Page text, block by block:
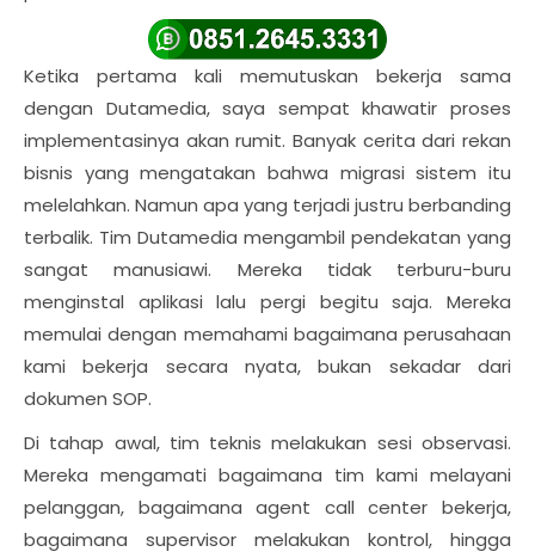
Ketika pertama kali memutuskan bekerja sama
dengan Dutamedia, saya sempat khawatir proses
implementasinya akan rumit. Banyak cerita dari rekan
bisnis yang mengatakan bahwa migrasi sistem itu
melelahkan. Namun apa yang terjadi justru berbanding
terbalik. Tim Dutamedia mengambil pendekatan yang
sangat manusiawi. Mereka tidak terburu-buru
menginstal aplikasi lalu pergi begitu saja. Mereka
memulai dengan memahami bagaimana perusahaan
kami bekerja secara nyata, bukan sekadar dari
dokumen SOP.
Di tahap awal, tim teknis melakukan sesi observasi.
Mereka mengamati bagaimana tim kami melayani
pelanggan, bagaimana agent call center bekerja,
bagaimana supervisor melakukan kontrol, hingga